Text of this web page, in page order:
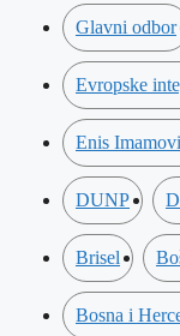
Glavni odbor
Evropske
Enis
DUNP
Brisel
Bosna i